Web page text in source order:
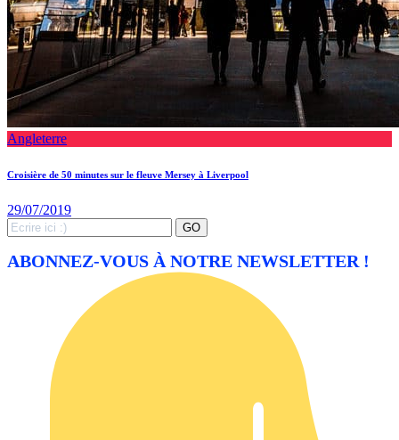
Angleterre
Croisière de 50 minutes sur le fleuve Mersey à Liverpool
29/07/2019
Search
for:
GO
ABONNEZ-VOUS À NOTRE NEWSLETTER !